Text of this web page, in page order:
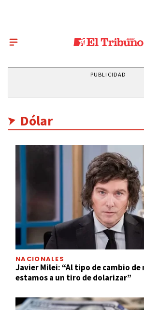
PUBLICIDAD
Dólar
NACIONALES
Javier Milei: “Al tipo de cambio de
estamos a un tiro de dolarizar”